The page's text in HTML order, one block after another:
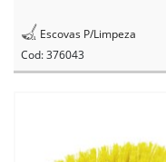
Escovas P/Limpeza
Cod: 376043